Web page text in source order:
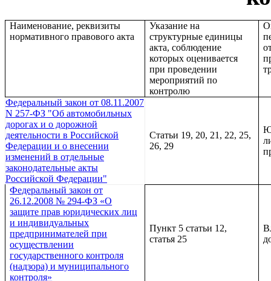
Наименование, реквизиты
нормативного правового акта
Указание на
структурные единицы
акта, соблюдение
которых оценивается
при проведении
мероприятий по
контролю
Федеральный закон от 08.11.2007
N 257-ФЗ "Об автомобильных
дорогах и о дорожной
деятельности в Российской
Федерации и о внесении
изменений в отдельные
законодательные акты
Российской Федерации"
Статьи 19, 20, 21, 22, 25,
26, 29
Федеральный закон от
26.12.2008 № 294-ФЗ «О
защите прав юридических лиц
и индивидуальных
предпринимателей при
осуществлении
государственного контроля
(надзора) и муниципального
контроля»
Пункт 5 статьи 12,
статья 25